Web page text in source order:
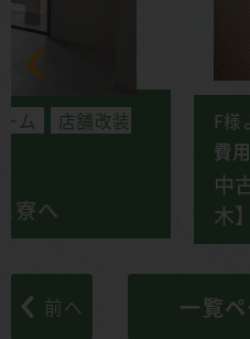
F様より フルリフォー
中古住宅リノベー
木】
前へ 一覧